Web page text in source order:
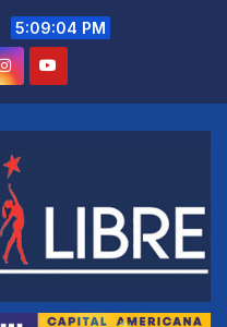
5:09:04 PM